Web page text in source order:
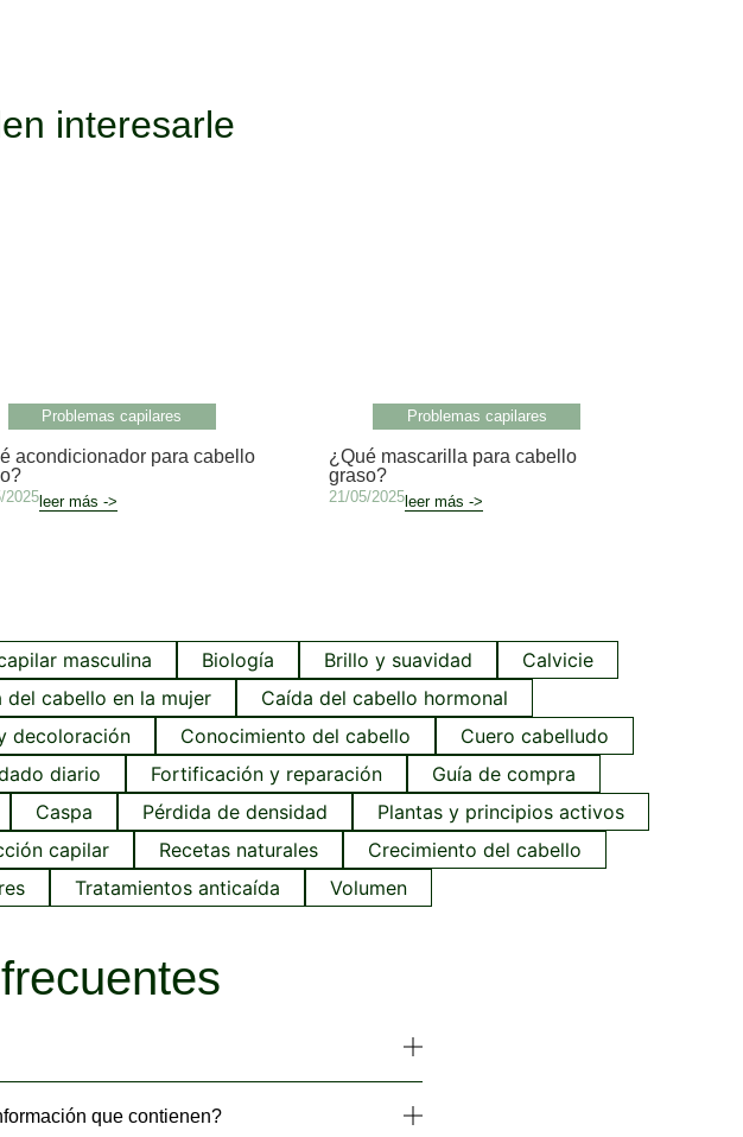
interesarle
Problemas capilares
acondicionador para cabello
2025leer más ->
Problemas capilares
¿Qué mascarilla para cabello
graso?
21/05/2025leer más ->
masculina Biología Brillo y suavidad
Calvicie
del cabello en la mujer
Caída del cabello hormonal
decoloración Conocimiento del cabello
Cuero cabelludo
diario Fortificación y reparación
Guía de compra
Caspa Pérdida de densidad
Plantas y principios activos
capilar Recetas naturales
Crecimiento del cabello
Tratamientos anticaída Volumen
que contienen?